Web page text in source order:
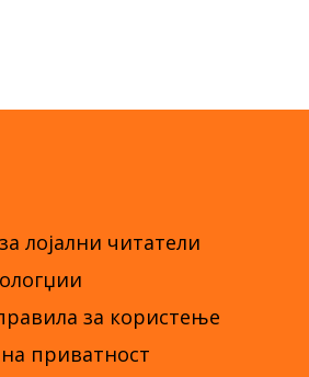
лојални читатели
за користење
приватност